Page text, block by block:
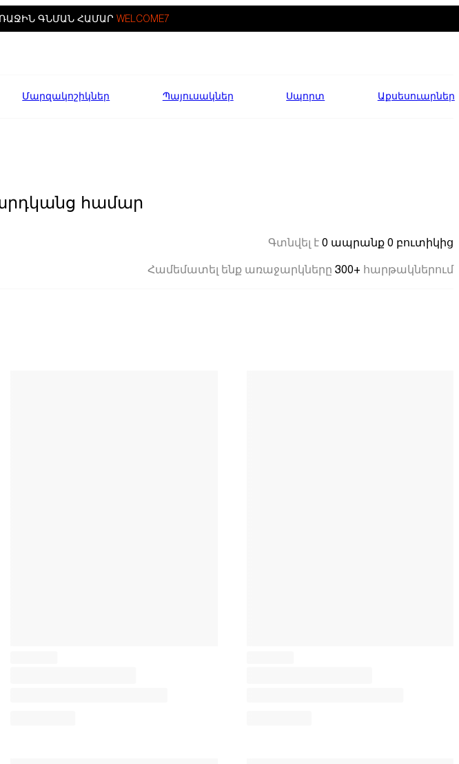
ԳՆՄԱՆ ՀԱՄԱՐ WELCOME7
Մարզակոշիկներ Պայուսակներ Սպորտ Աքսեսուարներ
համար
Գտնվել է 0 ապրանք 0 բուտիկից
Համեմատել ենք առաջարկները 300+ հարթակներում